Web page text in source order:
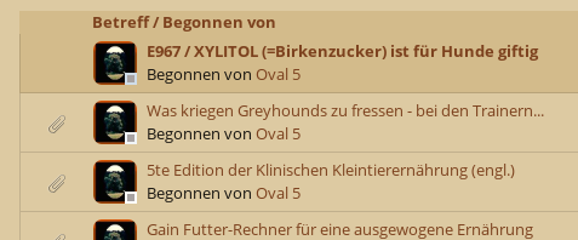
Betreff/ Begonnen von
E967 / XYLITOL (=Birkenzucker) ist für Hunde giftig
Begonnen von Oval 5
Was kriegen Greyhounds zu fressen - bei den Trainern...
Begonnen von Oval 5
5te Edition der Klinischen Kleintierernährung (engl.)
Begonnen von Oval 5
Gain Futter-Rechner für eine ausgewogene Ernährung